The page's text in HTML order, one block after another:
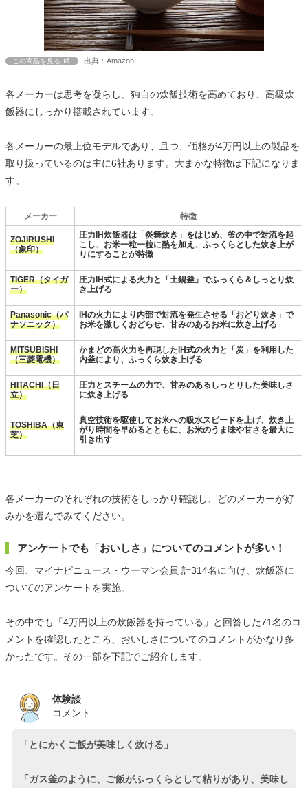
この商品を見る 出典：Amazon
各メーカーは思考を凝らし、独自の炊飯技術を高めており、高級炊
飯器にしっかり搭載されています。
各メーカーの最上位モデルであり、且つ、価格が4万円以上の製品を
取り扱っているのは主に6社あります。大まかな特徴は下記になりま
す。
メーカー 特徴
ZOJIRUSHI
（象印）
圧力IH炊飯器は「炎舞炊き」をはじめ、釜の中で対流を起
こし、お米一粒一粒に熱を加え、ふっくらとした炊き上が
りにすることが特徴
TIGER（タイガ
ー）
圧力IH式による火力と「土鍋釜」でふっくら＆しっとり炊
き上げる
Panasonic（パ
ナソニック）
IHの火力により内部で対流を発生させる「おどり炊き」で
お米を激しくおどらせ、甘みのあるお米に炊き上げる
MITSUBISHI
（三菱電機）
かまどの高火力を再現したIH式の火力と「炭」を利用した
内釜により、ふっくら炊き上げる
HITACHI（日
立）
圧力とスチームの力で、甘みのあるしっとりした美味しさ
に炊き上げる
TOSHIBA（東
芝）
真空技術を駆使してお米への吸水スピードを上げ、炊き上
がり時間を早めるとともに、お米のうま味や甘さを最大に
引き出す
各メーカーのそれぞれの技術をしっかり確認し、どのメーカーが好
みかを選んでみてください。
アンケートでも「おいしさ」についてのコメントが多い！
今回、マイナビニュース・ウーマン会員 計314名に向け、炊飯器に
ついてのアンケートを実施。
その中でも「4万円以上の炊飯器を持っている」と回答した71名のコ
メントを確認したところ、おいしさについてのコメントがかなり多
かったです。その一部を下記でご紹介します。
体験談
コメント
「とにかくご飯が美味しく炊ける」
「ガス釜のように、ご飯がふっくらとして粘りがあり、美味し